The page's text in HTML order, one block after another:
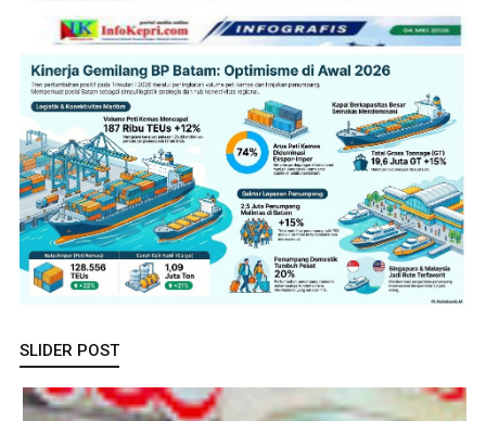
SLIDER POST